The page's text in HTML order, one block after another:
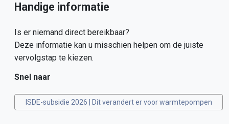
Handige informatie
Is er niemand direct bereikbaar?
Deze informatie kan u misschien helpen om de juiste
vervolgstap te kiezen.
Snel naar
ISDE-subsidie 2026 | Dit verandert er voor warmtepompen